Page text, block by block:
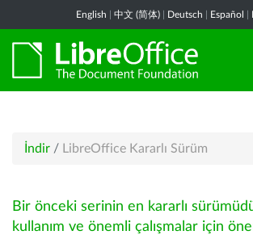
English 中文 (简体) Deutsch Español
İndir / LibreOffice Kararlı Sürüm
Bir önceki serinin en kararlı
kullanım ve önemli çalışmalar için